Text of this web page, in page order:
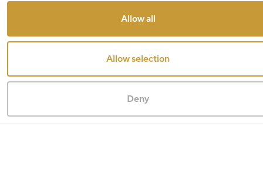
Allow all
Allow selection
Deny